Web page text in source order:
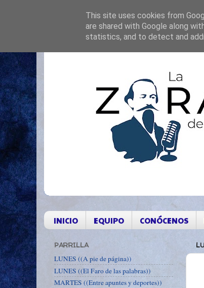
INICIO EQUIPO CONÓCENOS
PARRILLA
LUNES ((A pie de página))
LUNES ((El Faro de las palabras))
MARTES ((Entre apuntes y deportes))
This site uses cookies from
are shared with Google along
statistics, and to detect and